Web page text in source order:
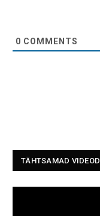
0 COMMENTS
TÄHTSAMAD VIDEOD